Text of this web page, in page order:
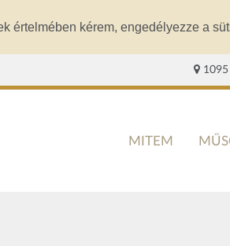
értelmében kérem, engedélyezze a
1095
MITEM